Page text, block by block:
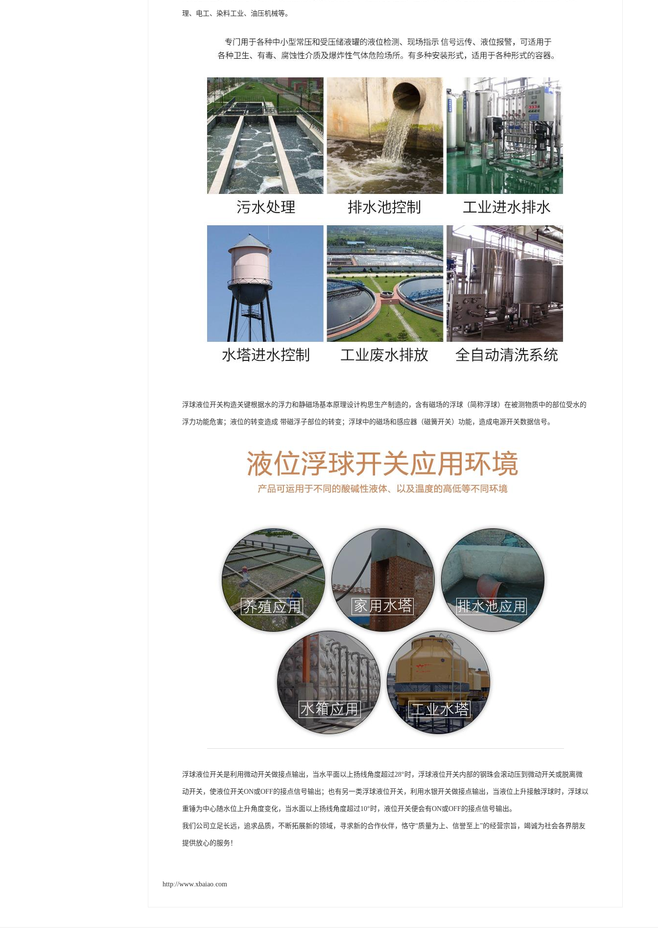
理、电工、染料工业、油压机械等。
浮球液位开关构造关键根据水的浮力和静磁场基本原理设计构思生产制造的，含有磁场的浮球（简称浮球）在被测物质中的部位受水的
浮力功能危害；液位的转变造成 带磁浮子部位的转变；浮球中的磁场和感应器（磁簧开关）功能，造成电源开关数据信号。
浮球液位开关是利用微动开关做接点输出，当水平面以上扬线角度超过28°时，浮球液位开关内部的钢珠会滚动压到微动开关或脱离微
动开关，使液位开关ON或OFF的接点信号输出；也有另一类浮球液位开关，利用水银开关做接点输出，当液位上升接触浮球时，浮球以
重锤为中心随水位上升角度变化，当水面以上扬线角度超过10°时，液位开关便会有ON或OFF的接点信号输出。
我们公司立足长远，追求品质，不断拓展新的领域，寻求新的合作伙伴，恪守“质量为上、信誉至上”的经营宗旨，竭诚为社会各界朋友
提供放心的服务！
http://www.xbaiao.com